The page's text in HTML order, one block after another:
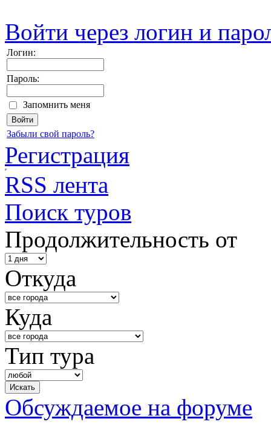
Войти через логин и
Логин:
Пароль:
Запомнить меня
Забыли свой пароль?
Регистрация
RSS лента
Поиск туров
Продолжительность от
Откуда
Куда
Тип тура
Обсуждаемое на форуме